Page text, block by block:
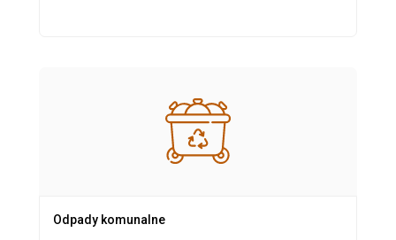
Odpady komunalne